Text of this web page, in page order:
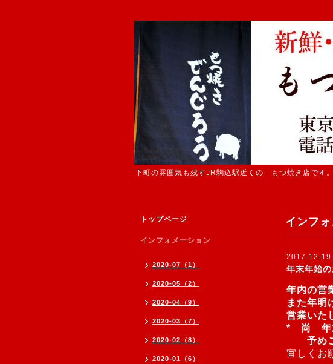
下町の雰囲気も残すJR駒込駅近くの もつ焼き店です
インフ
2017-12-19
年末年始の
年内の営
また年明
営業いた
* 尚 年末
予めご
宜しくお
トップページ
インフォメーション
2020-07（1）
2020-05（2）
2020-04（9）
2020-03（7）
2020-02（8）
2020-01（6）